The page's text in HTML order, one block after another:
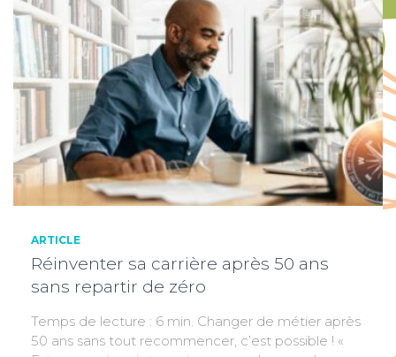
ARTICLE
Réinventer sa carrière après 50 ans
sans repartir de zéro
Temps de lecture : 6 min. Changer de métier après
50 ans sans tout recommencer, c’est possible ! «